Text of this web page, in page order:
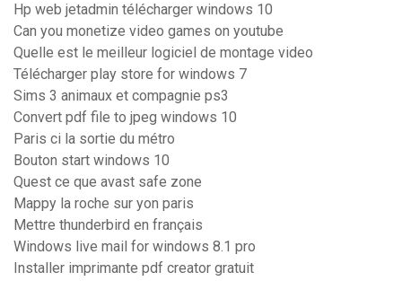
Hp web jetadmin télécharger windows 10
Can you monetize video games on youtube
Quelle est le meilleur logiciel de montage video
Télécharger play store for windows 7
Sims 3 animaux et compagnie ps3
Convert pdf file to jpeg windows 10
Paris ci la sortie du métro
Bouton start windows 10
Quest ce que avast safe zone
Mappy la roche sur yon paris
Mettre thunderbird en français
Windows live mail for windows 8.1 pro
Installer imprimante pdf creator gratuit